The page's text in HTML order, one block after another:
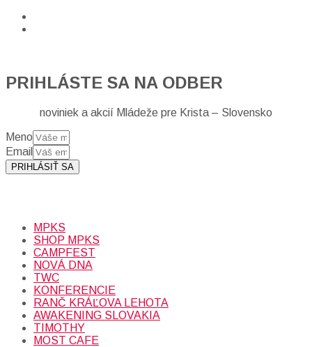
PRIHLÁSTE SA NA ODBER
noviniek a akcií Mládeže pre Krista – Slovensko
Meno
Email
PRIHLÁSIŤ SA
MPKS
SHOP MPKS
CAMPFEST
NOVÁ DNA
TWC
KONFERENCIE
RANČ KRÁĽOVA LEHOTA
AWAKENING SLOVAKIA
TIMOTHY
MOST CAFE